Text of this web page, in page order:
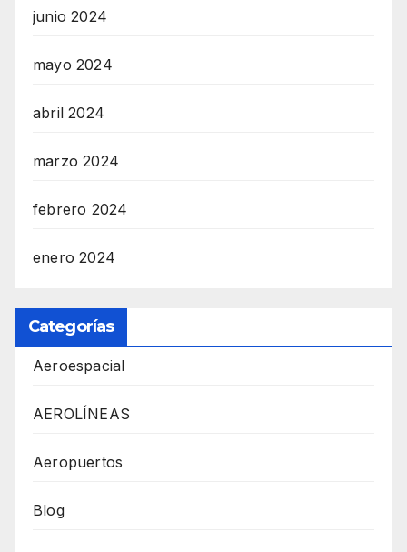
junio 2024
mayo 2024
abril 2024
marzo 2024
febrero 2024
enero 2024
Categorías
Aeroespacial
AEROLÍNEAS
Aeropuertos
Blog